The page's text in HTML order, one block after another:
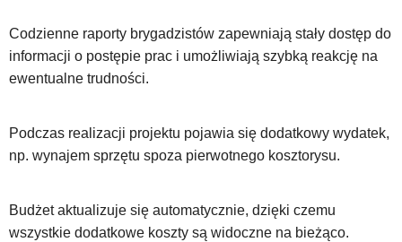
Codzienne raporty brygadzistów zapewniają stały dostęp do
informacji o postępie prac i umożliwiają szybką reakcję na
ewentualne trudności.
Podczas realizacji projektu pojawia się dodatkowy wydatek,
np. wynajem sprzętu spoza pierwotnego kosztorysu.
Budżet aktualizuje się automatycznie, dzięki czemu
wszystkie dodatkowe koszty są widoczne na bieżąco.